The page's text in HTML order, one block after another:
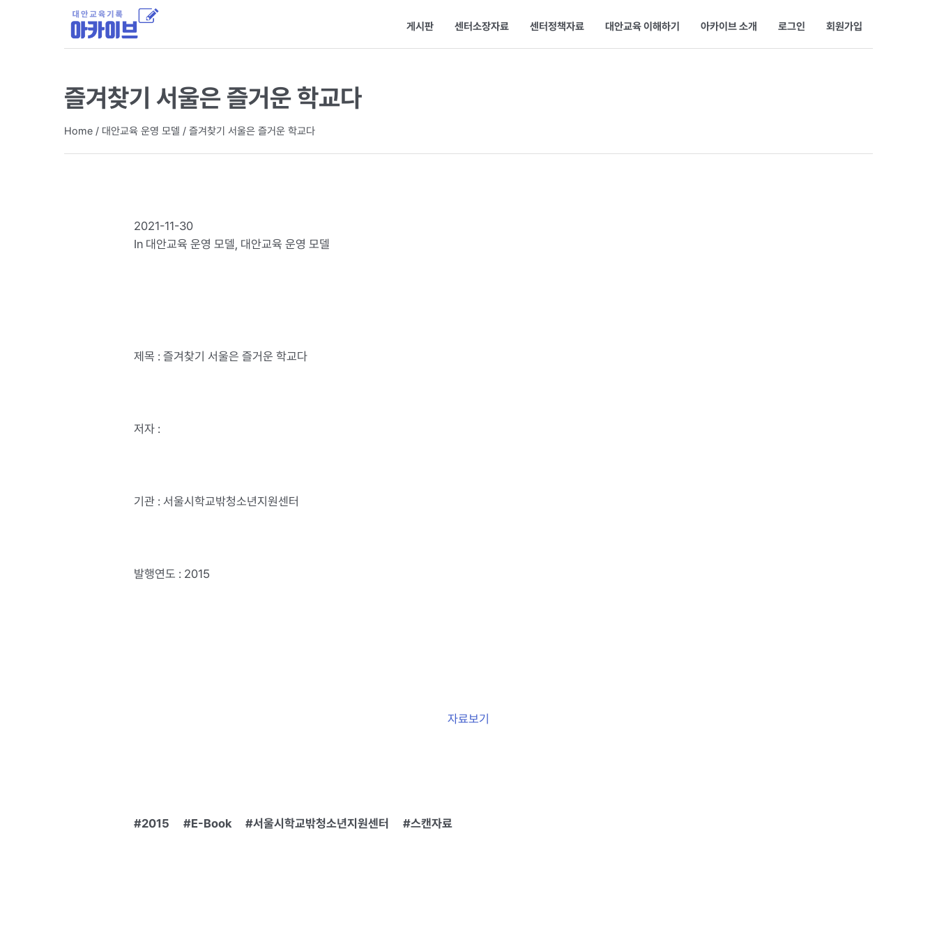
게시판 센터소장자료 센터정책자료 대안교육 이해하기 아카이브 소개 로그인 회원가입
즐겨찾기 서울은 즐거운 학교다
Home / 대안교육 운영 모델 / 즐겨찾기 서울은 즐거운 학교다
2021-11-30
In 대안교육 운영 모델, 대안교육 운영 모델
제목 : 즐겨찾기 서울은 즐거운 학교다
저자 :
기관 : 서울시학교밖청소년지원센터
발행연도 : 2015
자료보기
2015 E-Book 서울시학교밖청소년지원센터 스캔자료